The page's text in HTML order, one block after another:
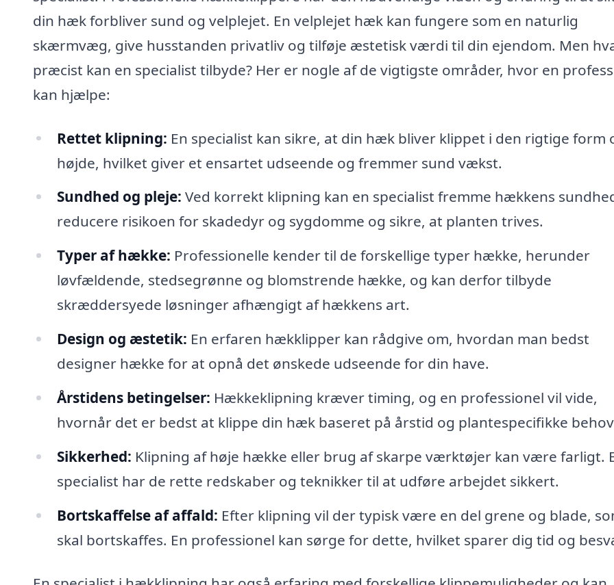
din hæk forbliver sund og velplejet. En velplejet hæk kan fungere som en naturlig
skærmvæg, give husstanden privatliv og tilføje æstetisk værdi til din ejendom. Men
præcist kan en specialist tilbyde? Her er nogle af de vigtigste områder, hvor en
kan hjælpe:
Rettet klipning: En specialist kan sikre, at din hæk bliver klippet i den rigtige form
højde, hvilket giver et ensartet udseende og fremmer sund vækst.
Sundhed og pleje: Ved korrekt klipning kan en specialist fremme hækkens
reducere risikoen for skadedyr og sygdomme og sikre, at planten trives.
Typer af hække: Professionelle kender til de forskellige typer hække, herunder
løvfældende, stedsegrønne og blomstrende hække, og kan derfor tilbyde
skræddersyede løsninger afhængigt af hækkens art.
Design og æstetik: En erfaren hækklipper kan rådgive om, hvordan man bedst
designer hække for at opnå det ønskede udseende for din have.
Årstidens betingelser: Hækkeklipning kræver timing, og en professionel vil vide,
hvornår det er bedst at klippe din hæk baseret på årstid og plantespecifikke
Sikkerhed: Klipning af høje hække eller brug af skarpe værktøjer kan være farligt.
specialist har de rette redskaber og teknikker til at udføre arbejdet sikkert.
Bortskaffelse af affald: Efter klipning vil der typisk være en del grene og blade,
skal bortskaffes. En professionel kan sørge for dette, hvilket sparer dig tid og